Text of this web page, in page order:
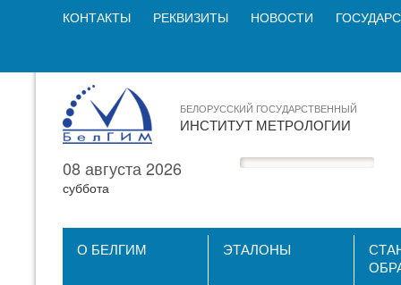
КОНТАКТЫ РЕКВИЗИТЫ НОВОСТИ
БЕЛОРУССКИЙ ГОСУДАРСТВЕННЫЙ
ИНСТИТУТ МЕТРОЛОГИИ
08 августа 2026
суббота
О БЕЛГИМ ЭТАЛОНЫ